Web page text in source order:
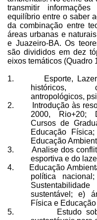
transmitir
equilíbrio entre o saber
da combinação entre
áreas urbanas e
e Juazeiro-BA. Os
são divididos em dez
eixos temáticos (Quadro
1.
Esporte,
históricos,
antropológicos,
2.
Introdução às
2000, Rio+20;
Cursos de
Educação
Educação
3.
Analise dos
esportiva e do
4.
Educação
política
sustentável; e)
Física e
5.
Estudo